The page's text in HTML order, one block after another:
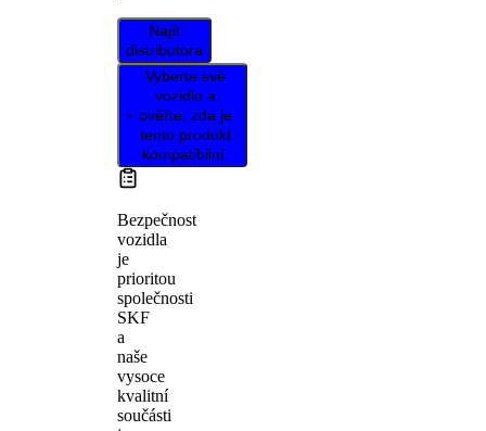
Najít
distributora
Vyberte své
vozidlo a
ověřte, zda je
tento produkt
kompatibilní.
Bezpečnost
vozidla
je
prioritou
společnosti
SKF
a
naše
vysoce
kvalitní
součásti